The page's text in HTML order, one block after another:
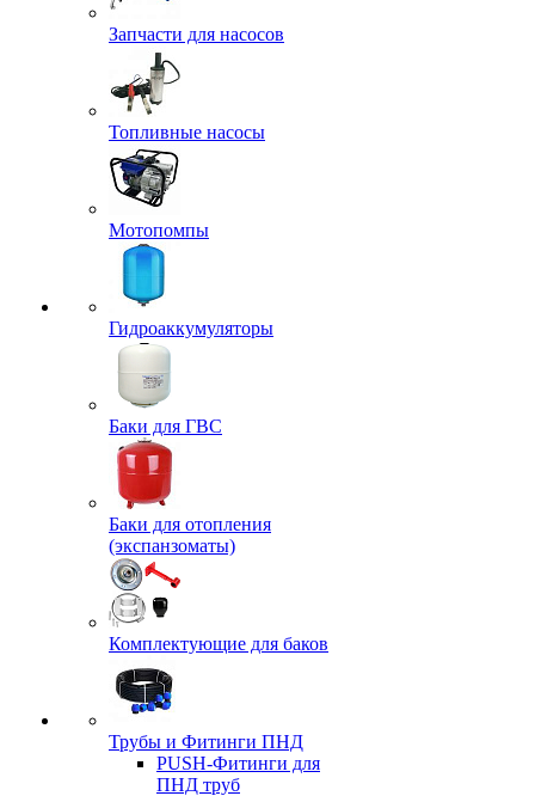
Запчасти для насосов
Топливные насосы
Мотопомпы
Гидроаккумуляторы
Баки для ГВС
Баки для отопления
(экспанзоматы)
Комплектующие для баков
Трубы и Фитинги ПНД
PUSH-Фитинги для
ПНД труб